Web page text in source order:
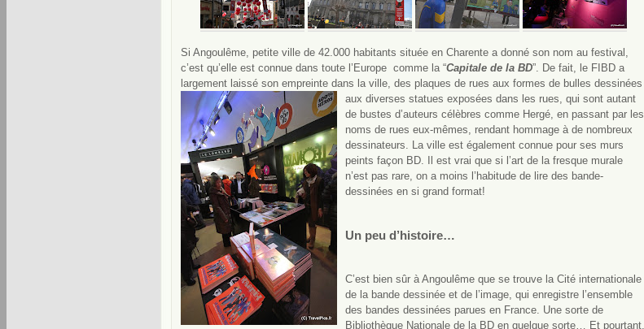
Si Angoulême, petite ville de 42.000 habitants située en Charente a donné son nom au festival,
c’est qu’elle est connue dans toute l’Europe comme la “Capitale de la BD”. De fait, le FIBD a
largement laissé son empreinte dans la ville, des plaques de rues aux formes de bulles dessinées
aux diverses statues exposées dans les rues, qui sont autant
de bustes d’auteurs célèbres comme Hergé, en passant par les
noms de rues eux-mêmes, rendant hommage à de nombreux
dessinateurs. La ville est également connue pour ses murs
peints façon BD. Il est vrai que si l’art de la fresque murale
n’est pas rare, on a moins l’habitude de lire des bande-
dessinées en si grand format!
Un peu d’histoire…
C’est bien sûr à Angoulême que se trouve la Cité internationale
de la bande dessinée et de l’image, qui enregistre l’ensemble
des bandes dessinées parues en France. Une sorte de
Bibliothèque Nationale de la BD en quelque sorte… Et pourtant,